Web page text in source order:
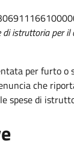
di istruttoria per
per furto
che
spese di